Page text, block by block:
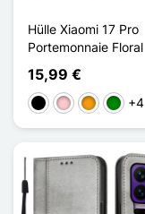
Hülle Xiaomi 17 Pro
Portemonnaie Floral
15,99 €
Schwarz
PinkOrange
Grün+4